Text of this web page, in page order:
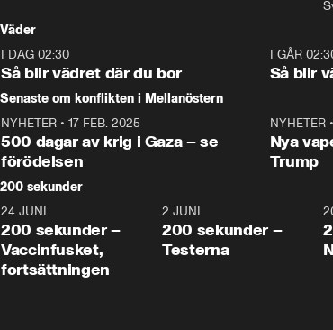
tonårsutvisningarna och hur
Moderaterna ska locka
väljare till valet i höst.
Väder
I DAG 02:30
Så blir vädret där du bor
I GÅR
Så blir
Senaste om konflikten i Mellanöstern
NYHETER • 17 FEB. 2025
500 dagar av krig i Gaza – se
förödelsen
NYHETER•
Nya
Trump
200 sekunder
5:00
24 JUNI
200 sekunder –
Vaccinfusket,
fortsättningen
4:23
2 JUNI
200 sekunder –
Testerna